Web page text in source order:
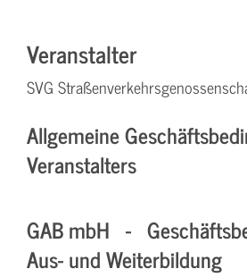
Veranstalter
SVG
Allgemeine
Veranstalters
GAB mbH -
Aus- und Weiterbildung